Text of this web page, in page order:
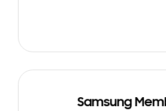
Samsung